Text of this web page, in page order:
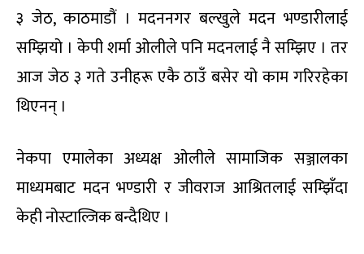
३ जेठ, काठमाडौं । मदननगर बल्खुले मदन भण्डारीलाई
सम्झियो । केपी शर्मा ओलीले पनि मदनलाई नै सम्झिए । तर
आज जेठ ३ गते उनीहरू एकै ठाउँ बसेर यो काम गरिरहेका
थिएनन् ।
नेकपा एमालेका अध्यक्ष ओलीले सामाजिक सञ्जालका
माध्यमबाट मदन भण्डारी र जीवराज आश्रितलाई सम्झिँदा
केही नोस्टाल्जिक बन्दैथिए ।